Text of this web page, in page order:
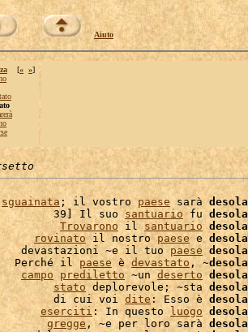
Aiuto
[« »]
sguainata ; il vostro paese sarà
39] Il suo santuario fu
Trovarono il santuario
rovinato il nostro paese e
devastazioni ~e il tuo paese
Perché il paese è devastato , ~
campo prediletto ~un deserto
stato deplorevole; ~sta
di cui voi dite : Esso è
eserciti : In questo luogo
gregge , ~e per loro sarà